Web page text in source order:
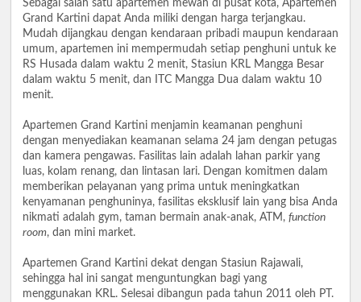
Sebagai salah satu apartemen mewah di pusat kota, Apartemen
Grand Kartini dapat Anda miliki dengan harga terjangkau.
Mudah dijangkau dengan kendaraan pribadi maupun kendaraan
umum, apartemen ini mempermudah setiap penghuni untuk ke
RS Husada dalam waktu 2 menit, Stasiun KRL Mangga Besar
dalam waktu 5 menit, dan ITC Mangga Dua dalam waktu 10
menit.
Apartemen Grand Kartini menjamin keamanan penghuni
dengan menyediakan keamanan selama 24 jam dengan petugas
dan kamera pengawas. Fasilitas lain adalah lahan parkir yang
luas, kolam renang, dan lintasan lari. Dengan komitmen dalam
memberikan pelayanan yang prima untuk meningkatkan
kenyamanan penghuninya, fasilitas eksklusif lain yang bisa Anda
nikmati adalah gym, taman bermain anak-anak, ATM, function
room, dan mini market.
Apartemen Grand Kartini dekat dengan Stasiun Rajawali,
sehingga hal ini sangat menguntungkan bagi yang
menggunakan KRL. Selesai dibangun pada tahun 2011 oleh PT.